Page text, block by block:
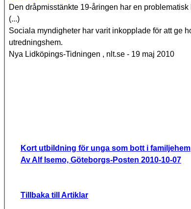
Den dråpmisstänkte 19-åringen har en
(...)
Sociala myndigheter har varit inkopplade för att ge
utredningshem.
Nya Lidköpings-Tidningen , nlt.se - 19 maj 2010
Kort utbildning för unga som bott i familjehem
Av Alf Isemo, Göteborgs-Posten 2010-10-07
Tillbaka till Artiklar